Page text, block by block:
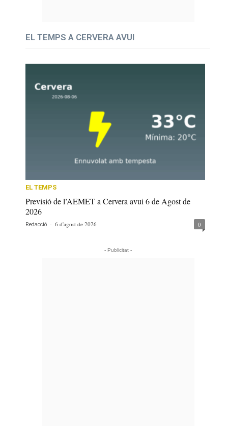
EL TEMPS A CERVERA AVUI
EL TEMPS
Previsió de l’AEMET a Cervera avui 6 de Agost de
2026
Redacció - 6 d'agost de 2026 0
- Publicitat -